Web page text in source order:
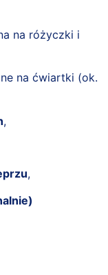
na różyczki i
na ćwiartki (ok.
,
,